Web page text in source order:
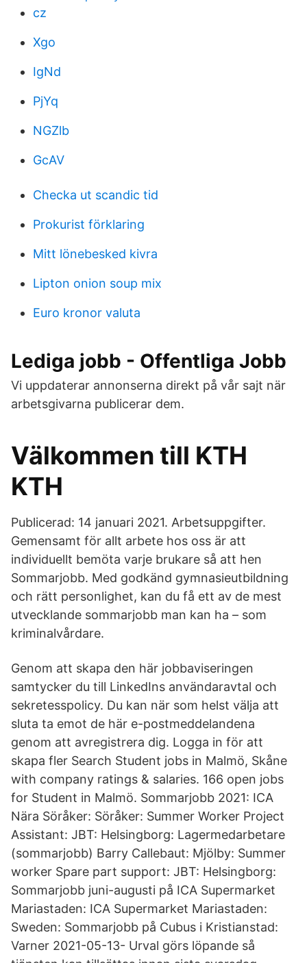
cz
Xgo
IgNd
PjYq
NGZlb
GcAV
Checka ut scandic tid
Prokurist förklaring
Mitt lönebesked kivra
Lipton onion soup mix
Euro kronor valuta
Lediga jobb - Offentliga Jobb
Vi uppdaterar annonserna direkt på vår sajt när
arbetsgivarna publicerar dem.
Välkommen till KTH
KTH
Publicerad: 14 januari 2021. Arbetsuppgifter.
Gemensamt för allt arbete hos oss är att
individuellt bemöta varje brukare så att hen
Sommarjobb. Med godkänd gymnasieutbildning
och rätt personlighet, kan du få ett av de mest
utvecklande sommarjobb man kan ha – som
kriminalvårdare.
Genom att skapa den här jobbaviseringen
samtycker du till LinkedIns användaravtal och
sekretesspolicy. Du kan när som helst välja att
sluta ta emot de här e-postmeddelandena
genom att avregistrera dig. Logga in för att
skapa fler Search Student jobs in Malmö, Skåne
with company ratings & salaries. 166 open jobs
for Student in Malmö. Sommarjobb 2021: ICA
Nära Söråker: Söråker: Summer Worker Project
Assistant: JBT: Helsingborg: Lagermedarbetare
(sommarjobb) Barry Callebaut: Mjölby: Summer
worker Spare part support: JBT: Helsingborg:
Sommarjobb juni-augusti på ICA Supermarket
Mariastaden: ICA Supermarket Mariastaden:
Sweden: Sommarjobb på Cubus i Kristianstad:
Varner 2021-05-13- Urval görs löpande så